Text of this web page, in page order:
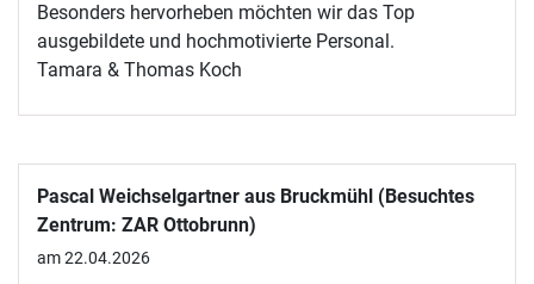
Besonders hervorheben möchten wir das Top
ausgebildete und hochmotivierte Personal.
Tamara & Thomas Koch
Pascal Weichselgartner aus Bruckmühl (Besuchtes
Zentrum: ZAR Ottobrunn)
am 22.04.2026